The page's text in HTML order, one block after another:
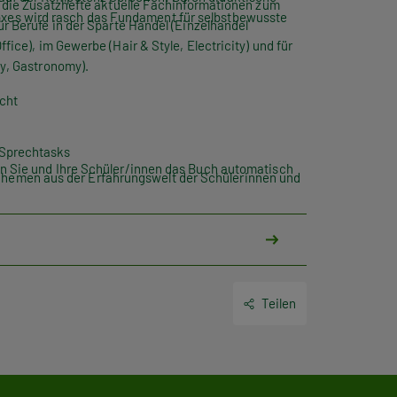
wird rasch das Fundament für selbstbewusste
Zusatzhefte aktuelle Fachinformationen zum
Berufe in der Sparte Handel (Einzelhandel
, im Gewerbe (Hair & Style, Electricity) und für
, Gastronomy).
aus der Erfahrungswelt der Schülerinnen und
Sie und Ihre Schüler/innen das Buch automatisch
Teilen